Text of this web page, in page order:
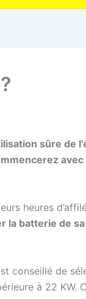
sûre de
heures
la batterie de
conseillé de
à 22 KW.